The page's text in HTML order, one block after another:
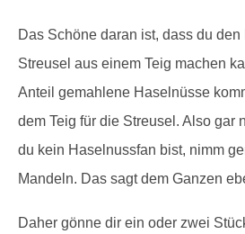
Das Schöne daran ist, dass du
Streusel aus einem Teig machen
Anteil gemahlene Haselnüsse
dem Teig für die Streusel. Also gar
du kein Haselnussfan bist, nimm
Mandeln. Das sagt dem Ganzen
Daher gönne dir ein oder zwei